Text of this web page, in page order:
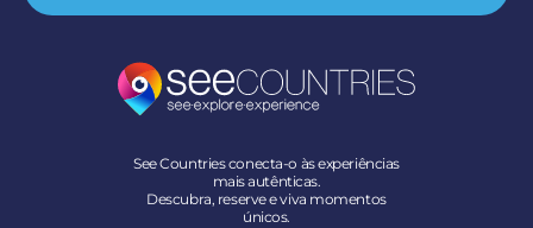
See Countries conecta-o às experiências
mais autênticas.
Descubra, reserve e viva momentos
únicos.